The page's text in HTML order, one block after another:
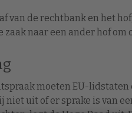
van de rechtbank en het
zaak naar een ander hof
moeten EU-
uit of er sprake is van
legt de Hoge Raad
langer duurt